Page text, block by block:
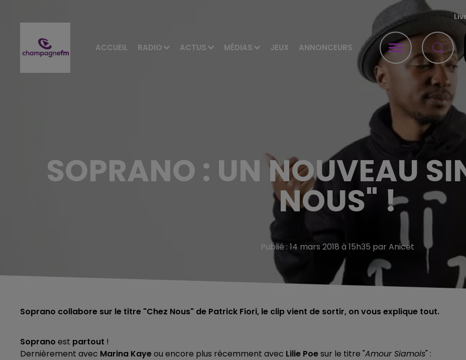
ACCUEIL RADIO ACTUS MÉDIAS JEUX ANNONCEURS
SOPRANO : UN NOUVEAU
NOUS" !
Publié : 14 mars 2018 à 15h35 par Anicet
Soprano collabore sur le titre "Chez Nous" de Patrick Fiori, le clip vient de sortir, on vous explique tout.
Soprano est partout !
Dernièrement avec Marina Kayeou encore plus récemment avec Lilie Poesur le titre "Amour Siamois" :